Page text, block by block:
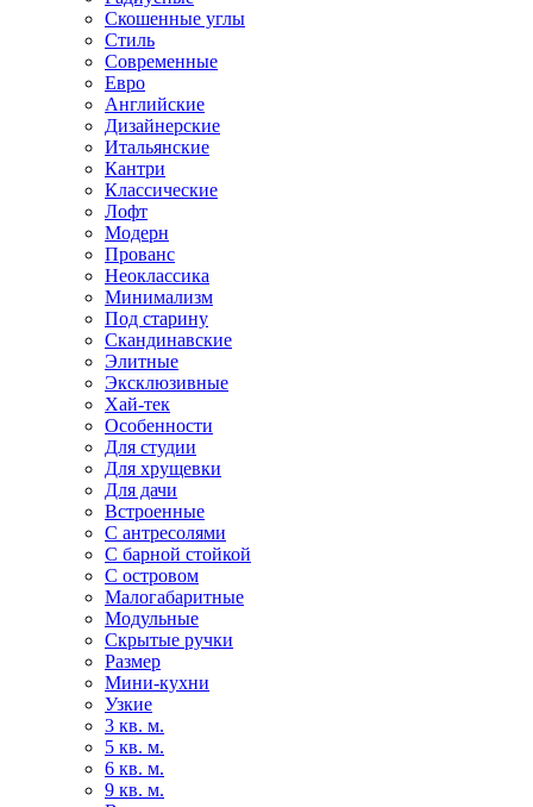
Скошенные углы
Стиль
Современные
Евро
Английские
Дизайнерские
Итальянские
Кантри
Классические
Лофт
Модерн
Прованс
Неоклассика
Минимализм
Под старину
Скандинавские
Элитные
Эксклюзивные
Хай-тек
Особенности
Для студии
Для хрущевки
Для дачи
Встроенные
С антресолями
С барной стойкой
С островом
Малогабаритные
Модульные
Скрытые ручки
Размер
Мини-кухни
Узкие
3 кв. м.
5 кв. м.
6 кв. м.
9 кв. м.